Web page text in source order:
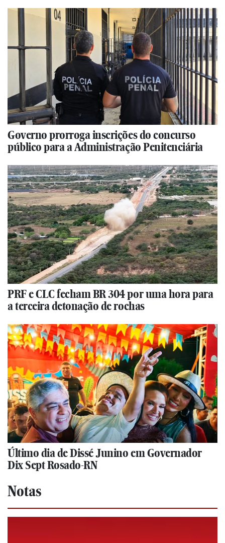
Governo prorroga inscrições do concurso
público para a Administração Penitenciária
PRF e CLC fecham BR 304 por uma hora para
a terceira detonação de rochas
Último dia de Dissé Junino em Governador
Dix Sept Rosado-RN
Notas